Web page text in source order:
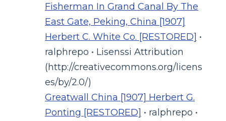
Fisherman In Grand Canal By The
East Gate, Peking, China [1907]
Herbert C. White Co. [RESTORED] •
ralphrepo • Lisenssi Attribution
(http://creativecommons.org/licens
es/by/2.0/)
Greatwall China [1907] Herbert G.
Ponting [RESTORED] • ralphrepo •